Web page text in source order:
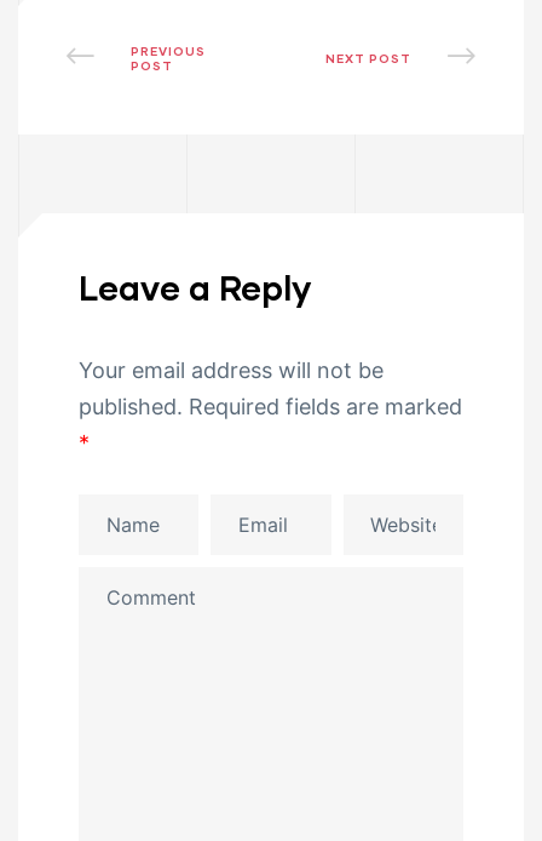
PREVIOUS
POST
NEXT POST
Leave a Reply
Your email address will not be
published. Required fields are marked
*